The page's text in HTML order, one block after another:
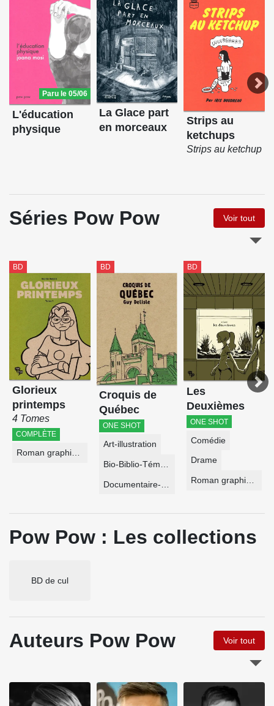
Paru le 05/06
L'éducation
physique
La Glace part
en morceaux
Strips au
ketchups
Strips au ketchup
Séries Pow Pow Voir tout
BD
Glorieux
printemps
4 Tomes
COMPLÈTE
Roman graphique
BD
Croquis de
Québec
ONE SHOT
Art-illustration
BD
Les
Deuxièmes
ONE SHOT
Comédie
Drame
Roman graphique
Pow Pow : Les collections
BD de cul
Auteurs Pow Pow Voir tout